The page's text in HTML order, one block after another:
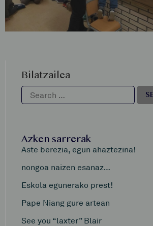
Bilatzailea
Azken sarrerak
Aste berezia, egun ahaztezina!
nongoa naizen esanaz…
Eskola egunerako prest!
Pape Niang gure artean
See you “laxter” Blair